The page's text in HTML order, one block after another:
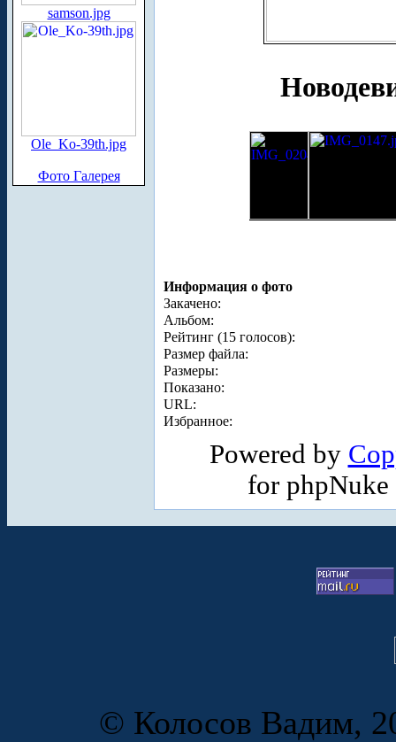
samson.jpg
Ole_Ko-39th.jpg
Фото Галерея
Информация о фото
Закачено:
Альбом:
Рейтинг (15 голосов):
Размер файла:
Размеры:
Показано:
URL:
Избранное:
Powered by
for
© Колосов Вадим,